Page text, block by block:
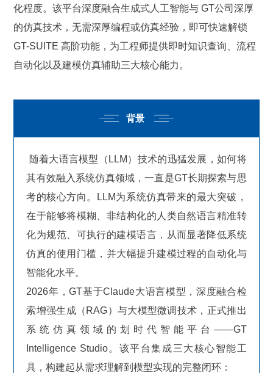
化程度。该平台深度融合生成式人工智能与 GT公司深厚
的仿真技术，无需深厚编程或仿真经验，即可快速解锁
GT-SUITE 高阶功能，为工程师提供即时知识查询、流程
自动化以及建模仿真辅助三大核心能力。
背景
随着大语言模型（LLM）技术的迅猛发展，如何将
其有效融入系统仿真领域，一直是GT长期探索与思
考的核心方向。LLM为系统仿真带来的最大突破，
在于能够将模糊、非结构化的人类自然语言精准转
化为规范、可执行的建模语言，从而显著降低系统
仿真的使用门槛，并大幅提升建模过程的自动化与
智能化水平。
2026年，GT基于Claude大语言模型，深度融合检
索增强生成（RAG）与大模型微调技术，正式推出
系统仿真领域的划时代智能平台——GT
Intelligence Studio。该平台集成三大核心智能工
具，构建起从需求理解到模型实现的完整闭环：